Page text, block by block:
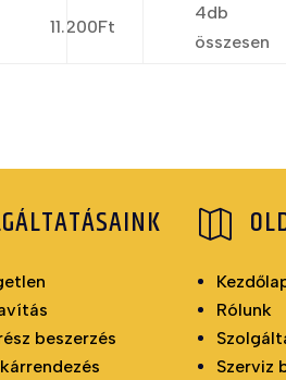
11.200Ft
4db
összesen
beszerzés

Rólunk
Szerviz